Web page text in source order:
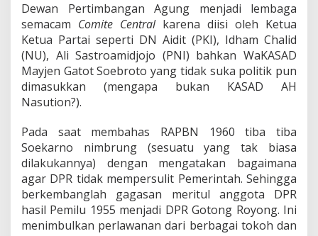
Dewan Pertimbangan Agung menjadi lembaga
semacam Comite Centralkarena diisi oleh Ketua
Ketua Partai seperti DN Aidit (PKI), Idham Chalid
(NU), Ali Sastroamidjojo (PNI) bahkan WaKASAD
Mayjen Gatot Soebroto yang tidak suka politik pun
dimasukkan (mengapa bukan KASAD AH
Nasution?).
Pada saat membahas RAPBN 1960 tiba tiba
Soekarno nimbrung (sesuatu yang tak biasa
dilakukannya) dengan mengatakan bagaimana
agar DPR tidak mempersulit Pemerintah. Sehingga
berkembanglah gagasan meritul anggota DPR
hasil Pemilu 1955 menjadi DPR Gotong Royong. Ini
menimbulkan perlawanan dari berbagai tokoh dan